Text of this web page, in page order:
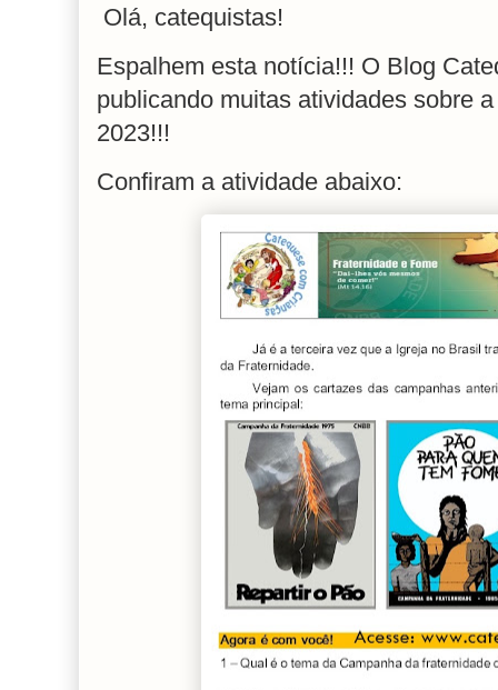
Olá, catequistas!
Espalhem esta notícia!!! O Blog
publicando muitas atividades sobre
2023!!!
Confiram a atividade abaixo: